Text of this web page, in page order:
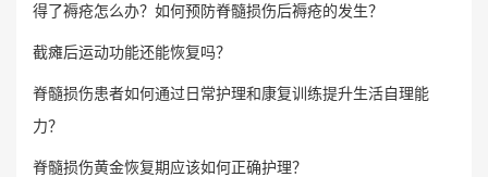
得了褥疮怎么办？如何预防脊髓损伤后褥疮的发生？
截瘫后运动功能还能恢复吗？
脊髓损伤患者如何通过日常护理和康复训练提升生活自理能
力？
脊髓损伤黄金恢复期应该如何正确护理？